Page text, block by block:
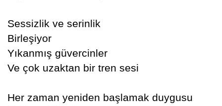
Sessizlik ve serinlik
Birleşiyor
Yıkanmış güvercinler
Ve çok uzaktan bir tren sesi
Her zaman yeniden başlamak duygusu